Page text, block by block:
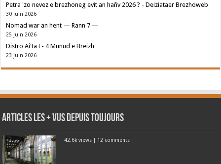
Petra 'zo nevez e brezhoneg evit an hañv 2026 ? - Deiziataer Brezhoweb
30 juin 2026
Nomad war an hent — Rann 7 —
25 juin 2026
Distro Ai'ta ! - 4 Munud e Breizh
23 juin 2026
Articles les + vus depuis toujours
42.6k views | 12 comments